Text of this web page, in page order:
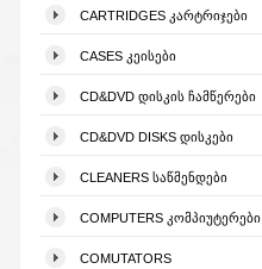
CARTRIDGES ᲙᲐᲠᲢᲠᲘᲯᲔᲑᲘ
CASES ᲙᲔᲘᲡᲔᲑᲘ
CD&DVD ᲓᲘᲡᲙᲘᲡ ᲩᲐᲛᲬᲔᲠᲔᲑᲘ
CD&DVD DISKS ᲓᲘᲡᲙᲔᲑᲘ
CLEANERS ᲡᲐᲬᲛᲔᲜᲓᲔᲑᲘ
COMPUTERS ᲙᲝᲛᲞᲘᲣᲢᲔᲠᲔᲑᲘ
COMUTATORS